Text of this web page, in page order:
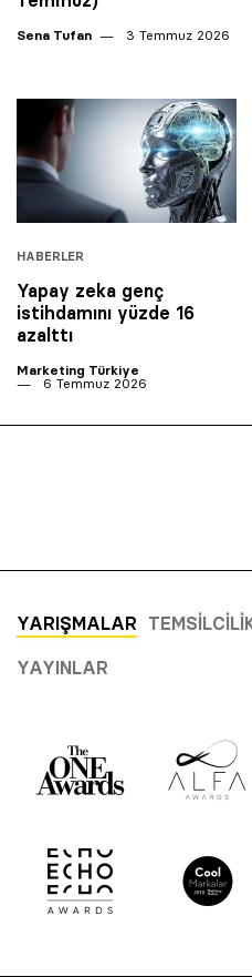
Sena Tufan 3 Temmuz 2026
HABERLER
Yapay zeka genç
istihdamını yüzde 16
azalttı
Marketing Türkiye
6 Temmuz 2026
YARIŞMALAR
YAYINLAR